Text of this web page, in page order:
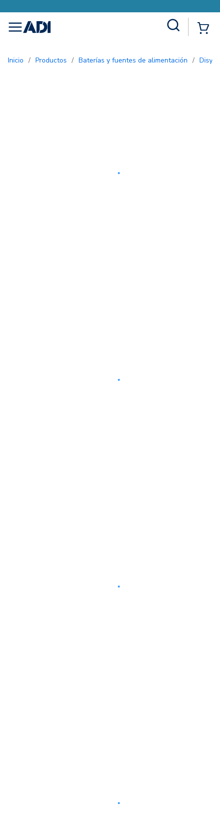
menu
Inicio / Productos / Baterías y fuentes de alimentación /